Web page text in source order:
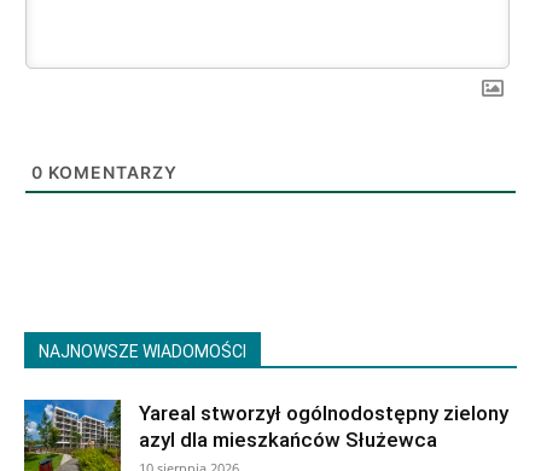
0 KOMENTARZY
NAJNOWSZE WIADOMOŚCI
Yareal stworzył ogólnodostępny zielony
azyl dla mieszkańców Służewca